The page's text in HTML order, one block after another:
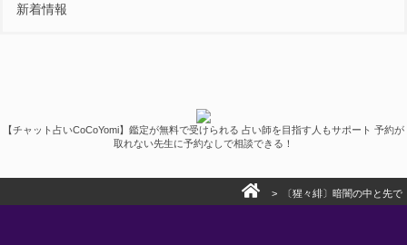
新着情報
【チャット占いCoCoYomi】鑑定が無料で受けられる 占い師を目指す人もサポート 予約が
取れない先生に予約なしで相談できる！
> 〔猩々緋〕暗闇の中と先で